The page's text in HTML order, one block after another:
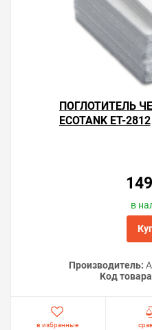
ПОГЛОТИТЕЛЬ
ECOTANK ET-2812
в
Производитель:
Код
в избранные